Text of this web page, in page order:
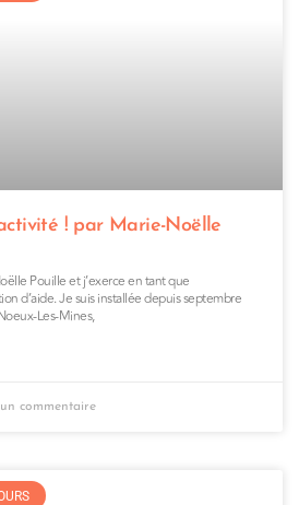
! par Marie-Noëlle
Pouille et j’exerce en tant que
d’aide. Je suis installée depuis septembre
Les-Mines,
commentaire